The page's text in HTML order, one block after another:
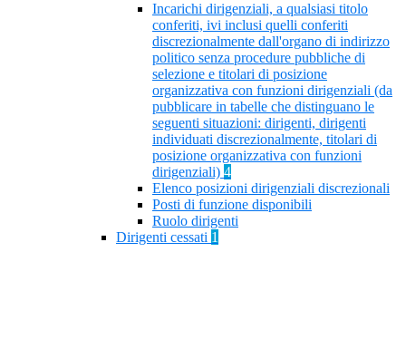
Incarichi dirigenziali, a qualsiasi titolo
conferiti, ivi inclusi quelli conferiti
discrezionalmente dall'organo di indirizzo
politico senza procedure pubbliche di
selezione e titolari di posizione
organizzativa con funzioni dirigenziali (da
pubblicare in tabelle che distinguano le
seguenti situazioni: dirigenti, dirigenti
individuati discrezionalmente, titolari di
posizione organizzativa con funzioni
dirigenziali) 4
Elenco posizioni dirigenziali discrezionali
Posti di funzione disponibili
Ruolo dirigenti
Dirigenti cessati 1